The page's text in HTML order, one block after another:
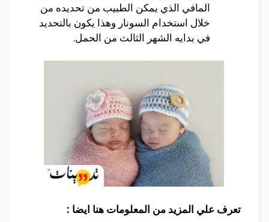
المافي الذي يمكن الطبيب من تحديده من
خلال استخدام السونار وهذا يكون بالتحديد
في بدايه الشهر الثالث من الحمل.
تعرف علي المزيد من المعلومات هنا ايضا :